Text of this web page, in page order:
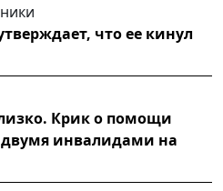
что ее кинул
Крик о помощи
двумя инвалидами на